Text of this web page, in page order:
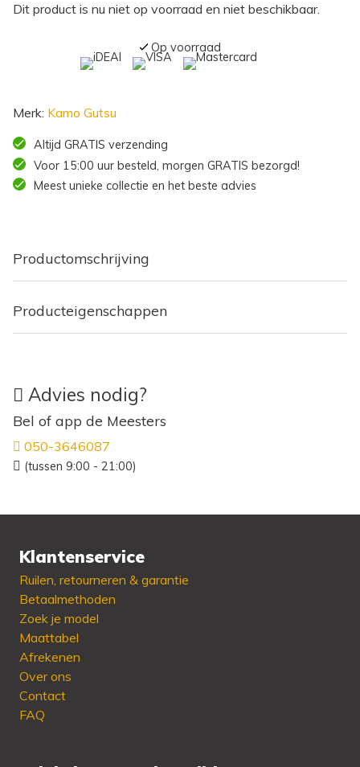
Dit product is nu niet op voorraad en niet beschikbaar.
Op voorraad
Merk: Kamo Gutsu
Altijd GRATIS verzending
Voor 15:00 uur besteld, morgen GRATIS bezorgd!
Meest unieke collectie en het beste advies
Productomschrijving
Producteigenschappen
Advies nodig?
Bel of app de Meesters
050-3646087
(tussen 9:00 - 21:00)
Klantenservice
Ruilen, retourneren & garantie
Betaalmethoden
Zoek je model
Maattabel
Afrekenen
Over ons
Contact
FAQ